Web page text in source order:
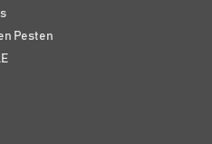
Pesten